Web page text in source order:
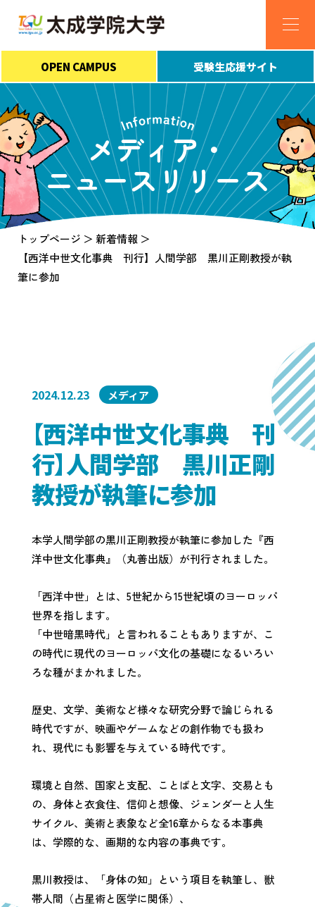
OPEN CAMPUS 受験生応援サイト
メディア・
ニュースリリース
トップページ
新着情報
【西洋中世文化事典 刊行】人間学部 黒川正剛教授が執
筆に参加
2024.12.23 メディア
【西洋中世文化事典 刊
行】人間学部 黒川正剛
教授が執筆に参加
本学人間学部の黒川正剛教授が執筆に参加した『西
洋中世文化事典』（丸善出版）が刊行されました。
「西洋中世」とは、5世紀から15世紀頃のヨーロッパ
世界を指します。
「中世暗黒時代」と言われることもありますが、こ
の時代に現代のヨーロッパ文化の基礎になるいろい
ろな種がまかれました。
歴史、文学、美術など様々な研究分野で論じられる
時代ですが、映画やゲームなどの創作物でも扱わ
れ、現代にも影響を与えている時代です。
環境と自然、国家と支配、ことばと文字、交易とも
の、身体と衣食住、信仰と想像、ジェンダーと人生
サイクル、美術と表象など全16章からなる本事典
は、学際的な、画期的な内容の事典です。
黒川教授は、「身体の知」という項目を執筆し、獣
帯人間（占星術と医学に関係）、